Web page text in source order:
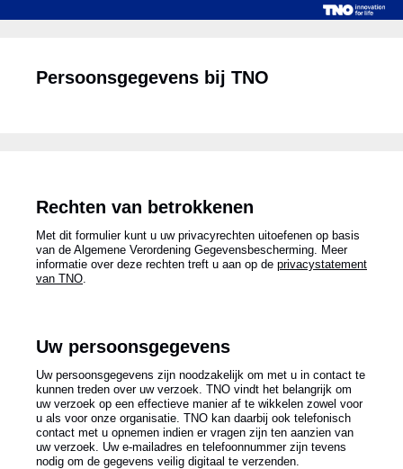
Persoonsgegevens bij TNO
Rechten van betrokkenen
Met dit formulier kunt u uw privacyrechten uitoefenen op basis
van de Algemene Verordening Gegevensbescherming. Meer
informatie over deze rechten treft u aan op de privacystatement
van TNO.
Uw persoonsgegevens
Uw persoonsgegevens zijn noodzakelijk om met u in contact te
kunnen treden over uw verzoek. TNO vindt het belangrijk om
uw verzoek op een effectieve manier af te wikkelen zowel voor
u als voor onze organisatie. TNO kan daarbij ook telefonisch
contact met u opnemen indien er vragen zijn ten aanzien van
uw verzoek. Uw e-mailadres en telefoonnummer zijn tevens
nodig om de gegevens veilig digitaal te verzenden.